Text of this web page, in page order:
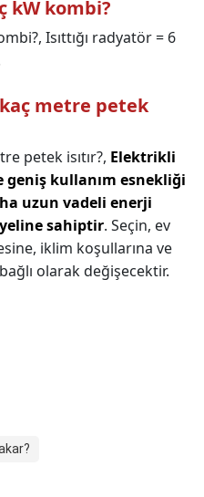
kW kombi?
Isıttığı radyatör = 6
metre petek
petek isıtır?, Elektrikli
kullanım esnekliği
uzun vadeli enerji
sahiptir. Seçin, ev
iklim koşullarına ve
olarak değişecektir.